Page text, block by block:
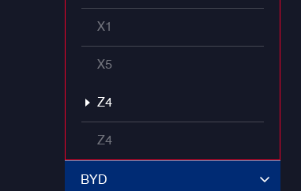
X1
X5
Z4
Z4
BYD